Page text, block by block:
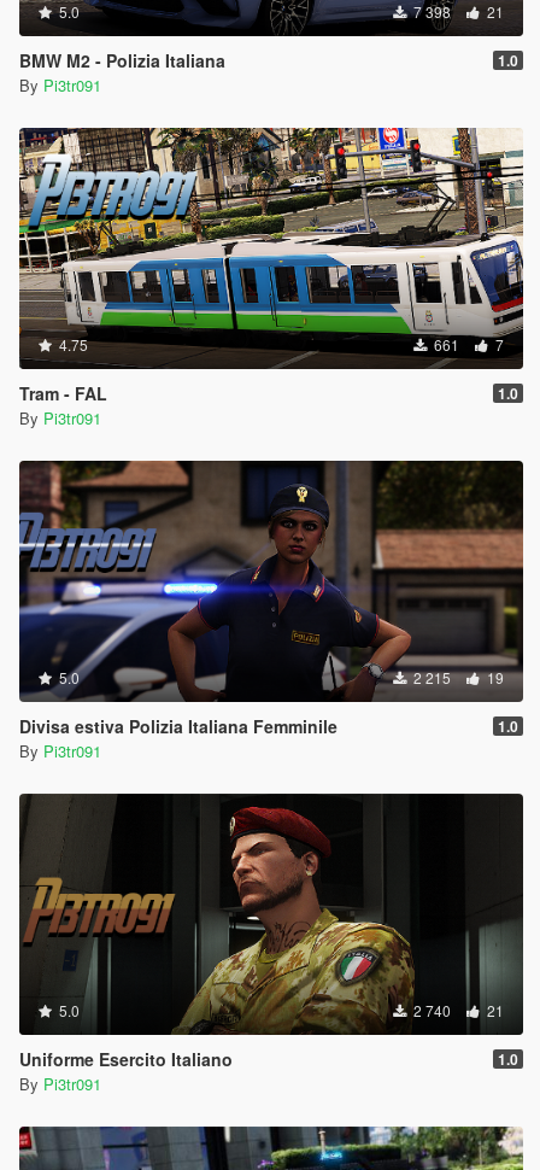
5.0 7 398 21
BMW M2 - Polizia Italiana 1.0
By Pi3tr091
4.75 661 7
Tram - FAL 1.0
By Pi3tr091
5.0 2 215 19
Divisa estiva Polizia Italiana Femminile 1.0
By Pi3tr091
5.0 2 740 21
Uniforme Esercito Italiano 1.0
By Pi3tr091